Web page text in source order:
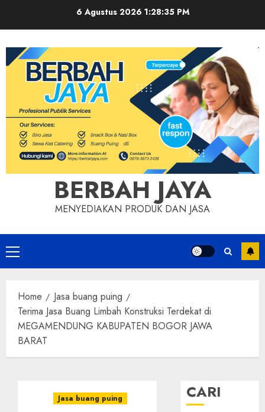
6 Agustus 2026 1:28:36 PM
BERBAH JAYA
MENYEDIAKAN PRODUK DAN JASA
Primary
Menu
Home
Jasa buang puing
Terima Jasa Buang Limbah Konstruksi Terdekat di
MEGAMENDUNG KABUPATEN BOGOR JAWA
BARAT
Jasa buang puing CARI